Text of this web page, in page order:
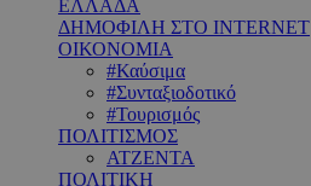
ΕΛΛΑΔΑ
ΔΗΜΟΦΙΛΗ ΣΤΟ INTERNET
ΟΙΚΟΝΟΜΙΑ
#Καύσιμα
#Συνταξιοδοτικό
#Τουρισμός
ΠΟΛΙΤΙΣΜΟΣ
ΑΤΖΕΝΤΑ
ΠΟΛΙΤΙΚΗ